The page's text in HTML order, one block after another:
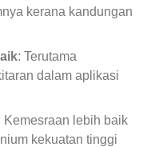
kerana kandungan
: Terutama
dalam aplikasi
Kemesraan lebih baik
kekuatan tinggi